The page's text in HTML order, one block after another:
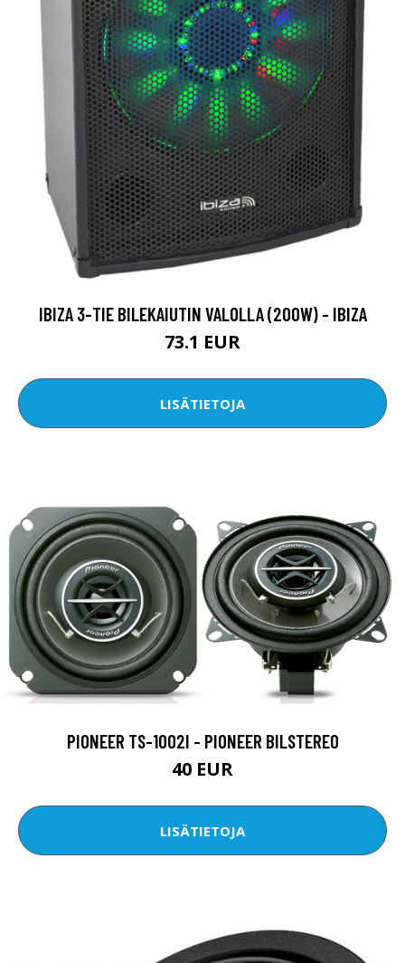
IBIZA 3-TIE BILEKAIUTIN VALOLLA (200W) - IBIZA
73.1 EUR
LISÄTIETOJA
PIONEER TS-1002I - PIONEER BILSTEREO
40 EUR
LISÄTIETOJA